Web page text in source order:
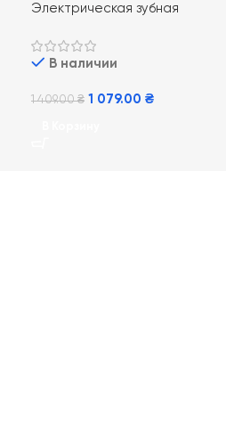
Электрическая зубная
100 White CrossAction
В наличии
1 409.00₴ 1 079.00 ₴